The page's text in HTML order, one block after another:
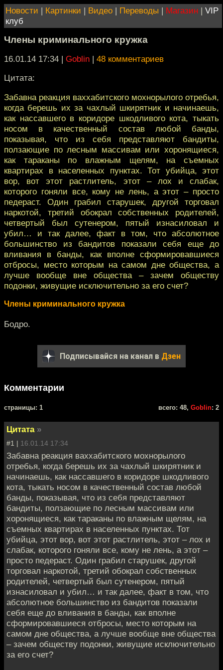
Новости | Картинки | Видео | Переводы | Магазин | VIP
клуб
Члены криминального кружка
16.01.14 17:34 | Goblin | 48 комментариев
Цитата:
Забавна реакция ваххабитского мохнорылого отребья,
когда берешь их за чахлый шкирятник и начинаешь,
как нассавшего в коридоре шкодливого кота, тыкать
носом в качественный состав любой банды,
показывая, что из себя представляют бандиты,
ползающие по лесным массивам или хоронящиеся,
как тараканы по влажным щелям, на съемных
квартирах в населенных пунктах. Тот убийца, этот
вор, вот этот растлитель, этот – лох и слабак,
которого гоняли все, кому не лень, а этот – просто
педераст. Один грабил старушек, другой торговал
наркотой, третий обокрал собственных родителей,
четвертый был сутенером, пятый изнасиловал и
убил… и так далее, факт в том, что абсолютное
большинство из бандитов показали себя еще до
вливания в банды, как вполне сформировавшиеся
отбросы, место которым на самом дне общества, а
лучше вообще вне общества – зачем обществу
подонки, живущие исключительно за его счет?
Члены криминального кружка
Бодро.
Подписывайся на канал в Дзен
Комментарии
cтраницы: 1 всего: 48, Goblin: 2
Цитата »
#1 | 16.01.14 17:34
Забавна реакция ваххабитского мохнорылого
отребья, когда берешь их за чахлый шкирятник и
начинаешь, как нассавшего в коридоре шкодливого
кота, тыкать носом в качественный состав любой
банды, показывая, что из себя представляют
бандиты, ползающие по лесным массивам или
хоронящиеся, как тараканы по влажным щелям, на
съемных квартирах в населенных пунктах. Тот
убийца, этот вор, вот этот растлитель, этот – лох и
слабак, которого гоняли все, кому не лень, а этот –
просто педераст. Один грабил старушек, другой
торговал наркотой, третий обокрал собственных
родителей, четвертый был сутенером, пятый
изнасиловал и убил… и так далее, факт в том, что
абсолютное большинство из бандитов показали
себя еще до вливания в банды, как вполне
сформировавшиеся отбросы, место которым на
самом дне общества, а лучше вообще вне общества
– зачем обществу подонки, живущие исключительно
за его счет?